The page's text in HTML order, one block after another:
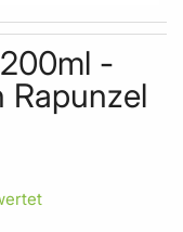
-
Rapunzel